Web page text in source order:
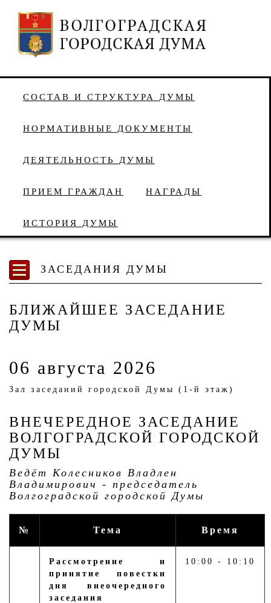
СОСТАВ И СТРУКТУРА ДУМЫ
НОРМАТИВНЫЕ ДОКУМЕНТЫ
ДЕЯТЕЛЬНОСТЬ ДУМЫ
ПРИЕМ ГРАЖДАН НАГРАДЫ
ИСТОРИЯ ДУМЫ
ЗАСЕДАНИЯ ДУМЫ
БЛИЖАЙШЕЕ ЗАСЕДАНИЕ
ДУМЫ
06 августа 2026
Зал заседаний городской Думы (1-й этаж)
ВНЕЧЕРЕДНОЕ ЗАСЕДАНИЕ
ВОЛГОГРАДСКОЙ ГОРОДСКОЙ
ДУМЫ
Ведёт Колесников Владлен
Владимирович - председатель
Волгоградской городской Думы
№ Тема Время
Рассмотрение и
принятие повестки
дня внеочередного
заседания
10:00 - 10:10